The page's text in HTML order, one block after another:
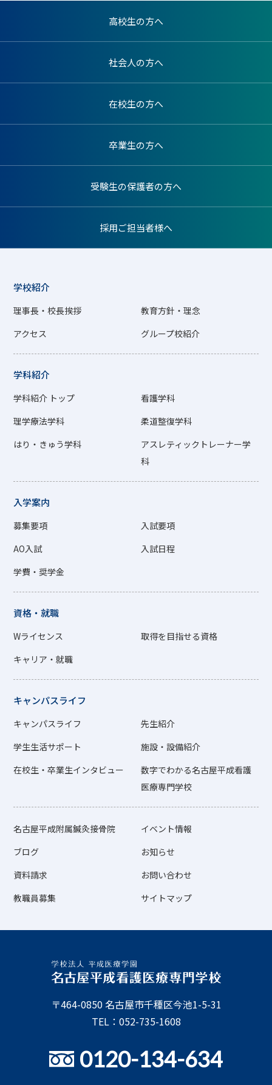
高校生の方へ
社会人の方へ
在校生の方へ
卒業生の方へ
受験生の保護者の方へ
採用ご担当者様へ
学校紹介
理事長・校長挨拶
教育方針・理念
アクセス
グループ校紹介
学科紹介
学科紹介 トップ
看護学科
理学療法学科
柔道整復学科
はり・きゅう学科
アスレティックトレーナー学
科
入学案内
募集要項
入試要項
AO入試
入試日程
学費・奨学金
資格・就職
Wライセンス
取得を目指せる資格
キャリア・就職
キャンパスライフ
キャンパスライフ
先生紹介
学生生活サポート
施設・設備紹介
在校生・卒業生インタビュー
数字でわかる名古屋平成看護
医療専門学校
名古屋平成附属鍼灸接骨院
イベント情報
ブログ
お知らせ
資料請求
お問い合わせ
教職員募集
サイトマップ
〒464-0850 名古屋市千種区今池1-5-31
TEL：052-735-1608
0120-134-634